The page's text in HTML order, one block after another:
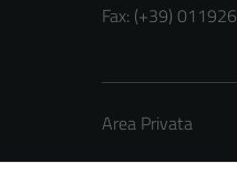
Fax: (+39)
Area Privata